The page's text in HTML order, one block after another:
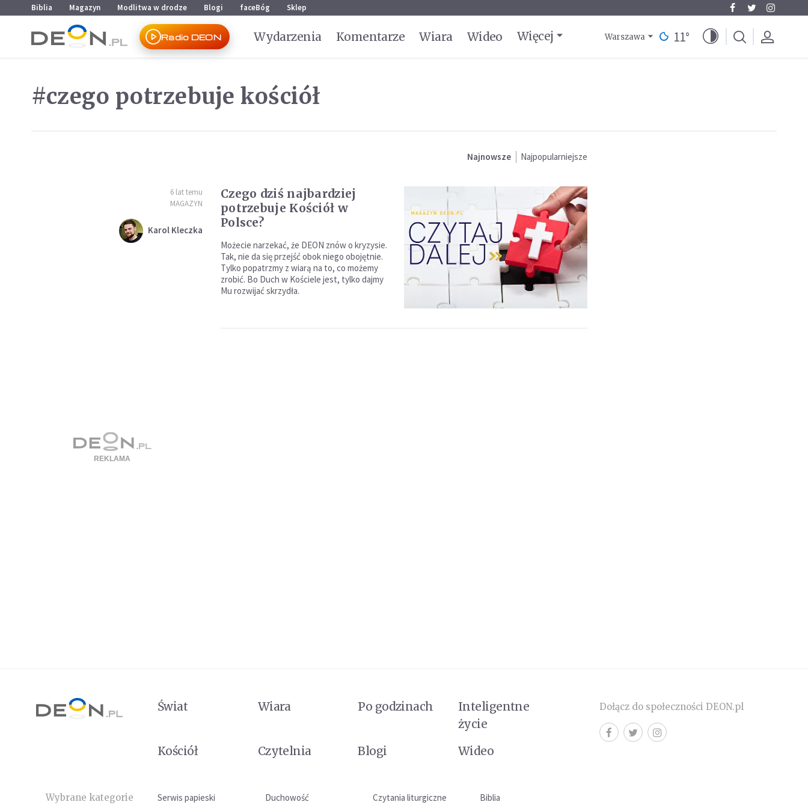
Przejdź do menu głównego
Przejdź do treści
Biblia Magazyn Modlitwa w drodze Blogi faceBóg Sklep
Radio DEON Wydarzenia Komentarze Wiara Wideo Więcej Warszawa 11°
#czego potrzebuje kościół
Najnowsze Najpopularniejsze
6 lat temu
MAGAZYN
Karol Kleczka
Czego dziś najbardziej
potrzebuje Kościół w
Polsce?
Możecie narzekać, że DEON znów o kryzysie.
Tak, nie da się przejść obok niego obojętnie.
Tylko popatrzmy z wiarą na to, co możemy
zrobić. Bo Duch w Kościele jest, tylko dajmy
Mu rozwijać skrzydła.
Świat Wiara Po godzinach
Inteligentne
życie
Kościół
Czytelnia Blogi Wideo
Wybrane kategorie Serwis papieski Duchowość Czytania liturgiczne Biblia
Dołącz do społeczności DEON.pl